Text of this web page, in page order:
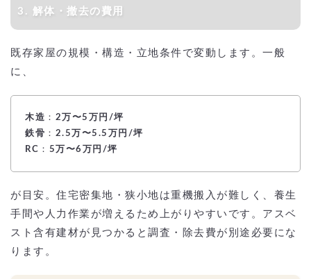
3. 解体・撤去の費用
既存家屋の規模・構造・立地条件で変動します。一般
に、
木造 ： 2万〜5万円/坪
鉄骨 ： 2.5万〜5.5万円/坪
RC ： 5万〜6万円/坪
が目安。住宅密集地・狭小地は重機搬入が難しく、養生
手間や人力作業が増えるため上がりやすいです。アスベ
スト含有建材が見つかると調査・除去費が別途必要にな
ります。